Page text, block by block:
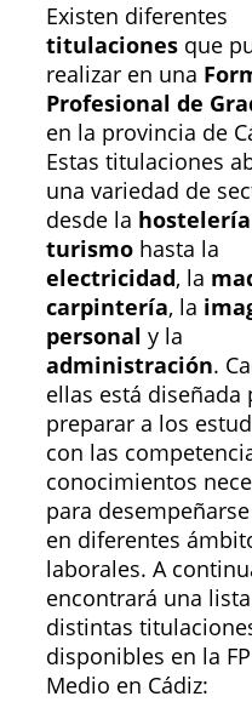
Existen diferentes
titulaciones que
realizar en una
Profesional de
en la provincia de
Estas titulaciones
una variedad de
desde la hostelería
turismo hasta la
electricidad, la
carpintería, la
personal y la
administración.
ellas está diseñada
preparar a los
con las
conocimientos
para
en diferentes
laborales. A
encontrará una
distintas
disponibles en la
Medio en Cádiz: